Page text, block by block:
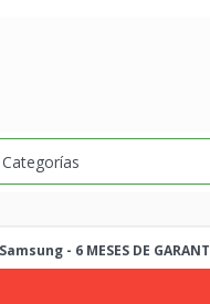
- 6 MESES DE